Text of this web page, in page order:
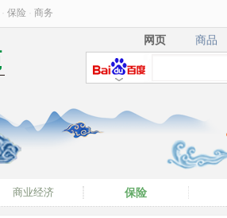
保险 商务
网页
网页 商品
商品
商业经济 保险